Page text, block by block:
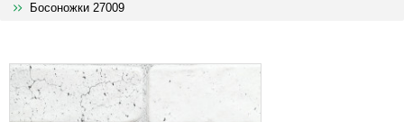
Босоножки 27009